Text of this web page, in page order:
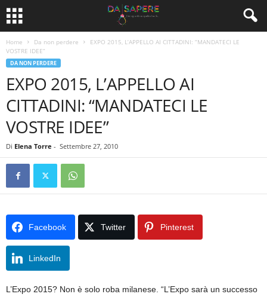
Home Da non perdere
EXPO 2015, L’APPELLO AI CITTADINI: “MANDATECI LE
VOSTRE IDEE”
DA NON PERDERE
EXPO 2015, L’APPELLO AI
CITTADINI: “MANDATECI LE
VOSTRE IDEE”
Di Elena Torre - Settembre 27, 2010
Facebook Twitter Pinterest
LinkedIn
L’Expo 2015? Non è solo roba milanese. “L’Expo sarà un successo